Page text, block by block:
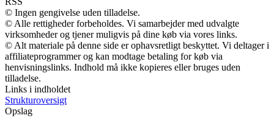
© Ingen gengivelse uden tilladelse.
© Alle rettigheder forbeholdes. Vi samarbejder med udvalgte
virksomheder og tjener muligvis på dine køb via vores links.
© Alt materiale på denne side er ophavsretligt beskyttet. Vi deltager i
affiliateprogrammer og kan modtage betaling for køb via
henvisningslinks. Indhold må ikke kopieres eller bruges uden
tilladelse.
Links i indholdet
Strukturoversigt
Opslag